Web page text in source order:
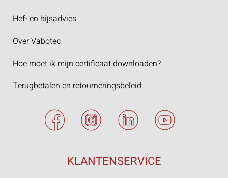
Hef- en hijsadvies
Over Vabotec
Hoe moet ik mijn certificaat downloaden?
Terugbetalen en retourneringsbeleid
KLANTENSERVICE